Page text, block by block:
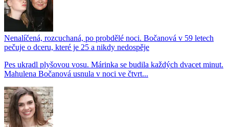
Nenalíčená, rozcuchaná, po probdělé noci. Bočanová v 59 letech
pečuje o dceru, které je 25 a nikdy nedospěje
Pes ukradl plyšovou vosu. Márinka se budila každých dvacet minut.
Mahulena Bočanová usnula v noci ve čtvrt...